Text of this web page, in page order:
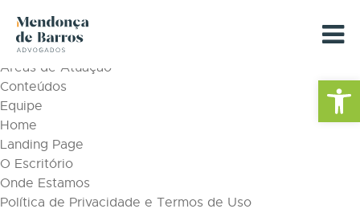
Barra de
Páginas
Áreas de Atuação
Conteúdos
Equipe
Home
Landing Page
O Escritório
Onde Estamos
Política de Privacidade e Termos de Uso